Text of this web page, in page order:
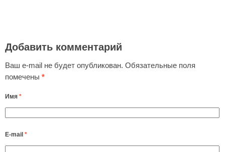
Добавить комментарий
Ваш e-mail не будет опубликован. Обязательные поля
помечены *
Имя *
E-mail *